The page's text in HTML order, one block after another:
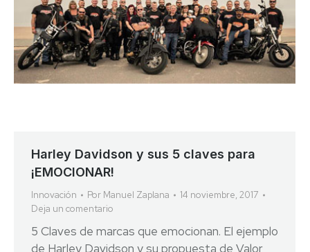
Harley Davidson y sus 5 claves para
¡EMOCIONAR!
Innovación Por Manuel Zaplana
14 noviembre, 2017
Deja un comentario
5 Claves de marcas que emocionan. El ejemplo
de Harley Davidson y su propuesta de Valor